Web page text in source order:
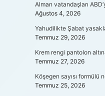
Alman vatandaşları
Ağustos 4, 2026
Yahudilikte Şabat
Temmuz 29, 2026
Krem rengi pantolon
Temmuz 27, 2026
Köşegen sayısı formülü
Temmuz 25, 2026